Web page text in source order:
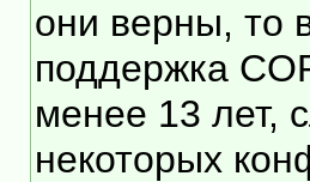
они верны, то
поддержка
менее 13 лет,
некоторых